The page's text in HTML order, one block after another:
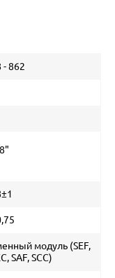
- 862
модуль (SEF,
SAF, SCC)